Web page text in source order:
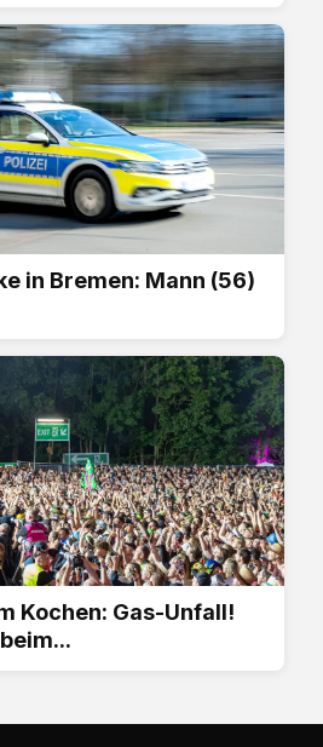
in Bremen: Mann (56)
Kochen: Gas-Unfall!